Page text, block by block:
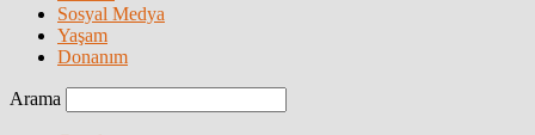
Sosyal Medya
Yaşam
Donanım
Arama